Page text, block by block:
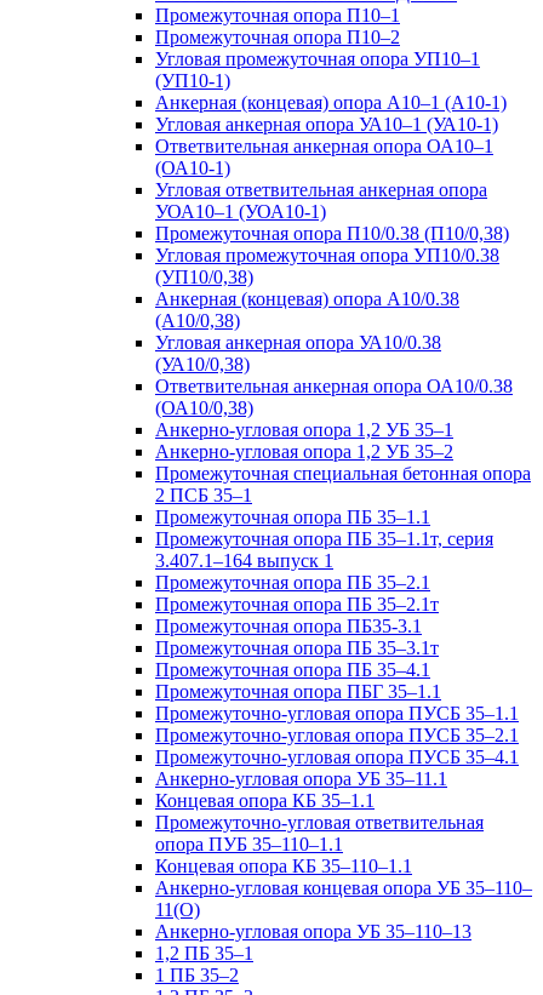
Промежуточная опора П10–1
Промежуточная опора П10–2
Угловая промежуточная опора УП10–1
(УП10-1)
Анкерная (концевая) опора А10–1 (А10-1)
Угловая анкерная опора УА10–1 (УА10-1)
Ответвительная анкерная опора ОА10–1
(ОА10-1)
Угловая ответвительная анкерная опора
УОА10–1 (УОА10-1)
Промежуточная опора П10/0.38 (П10/0,38)
Угловая промежуточная опора УП10/0.38
(УП10/0,38)
Анкерная (концевая) опора А10/0.38
(А10/0,38)
Угловая анкерная опора УА10/0.38
(УА10/0,38)
Ответвительная анкерная опора ОА10/0.38
(ОА10/0,38)
Анкерно-угловая опора 1,2 УБ 35–1
Анкерно-угловая опора 1,2 УБ 35–2
Промежуточная специальная бетонная опора
2 ПСБ 35–1
Промежуточная опора ПБ 35–1.1
Промежуточная опора ПБ 35–1.1т, серия
3.407.1–164 выпуск 1
Промежуточная опора ПБ 35–2.1
Промежуточная опора ПБ 35–2.1т
Промежуточная опора ПБ35-3.1
Промежуточная опора ПБ 35–3.1т
Промежуточная опора ПБ 35–4.1
Промежуточная опора ПБГ 35–1.1
Промежуточно-угловая опора ПУСБ 35–1.1
Промежуточно-угловая опора ПУСБ 35–2.1
Промежуточно-угловая опора ПУСБ 35–4.1
Анкерно-угловая опора УБ 35–11.1
Концевая опора КБ 35–1.1
Промежуточно-угловая ответвительная
опора ПУБ 35–110–1.1
Концевая опора КБ 35–110–1.1
Анкерно-угловая концевая опора УБ 35–110–
11(О)
Анкерно-угловая опора УБ 35–110–13
1,2 ПБ 35–1
1 ПБ 35–2